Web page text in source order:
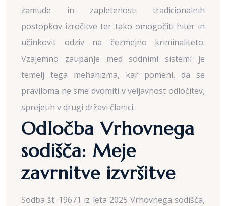
zamude in zapletenosti tradicionalnih
postopkov izročitve ter tako omogočiti hiter in
učinkovit odziv na čezmejno kriminaliteto.
Vzajemno zaupanje med sodnimi sistemi je
temelj tega mehanizma, kar pomeni, da se
praviloma ne sme dvomiti v veljavnost odločitev,
sprejetih v drugi državi članici.
Odločba Vrhovnega
sodišča: Meje
zavrnitve izvršitve
Sodba št. 19671 iz leta 2025 Vrhovnega sodišča,